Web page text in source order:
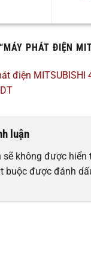
MÁY PHÁT ĐIỆN
điện MITSUBISHI
luận
sẽ không được hiển
buộc được đánh